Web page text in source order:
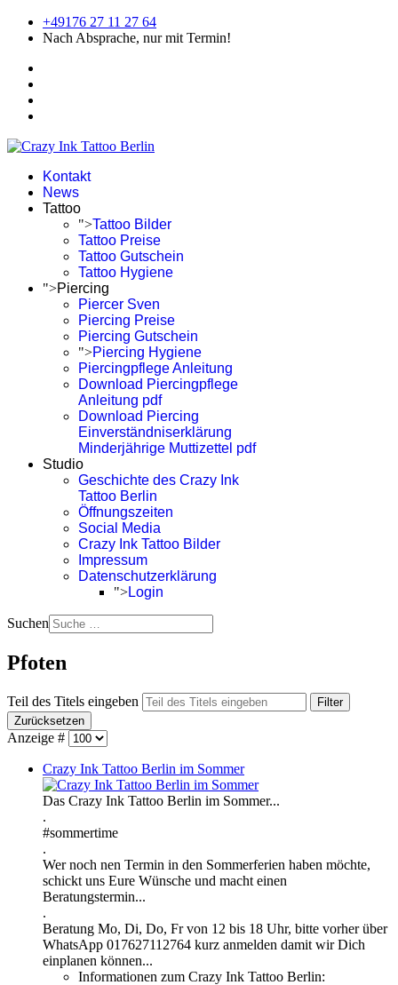
+49176 27 11 27 64
Nach Absprache, nur mit Termin!
Kontakt
News
Tattoo
">Tattoo Bilder
Tattoo Preise
Tattoo Gutschein
Tattoo Hygiene
">Piercing
Piercer Sven
Piercing Preise
Piercing Gutschein
">Piercing Hygiene
Piercingpflege Anleitung
Download Piercingpflege
Anleitung pdf
Download Piercing
Einverständniserklärung
Minderjährige Muttizettel pdf
Studio
Geschichte des Crazy Ink
Tattoo Berlin
Öffnungszeiten
Social Media
Crazy Ink Tattoo Bilder
Impressum
Datenschutzerklärung
">Login
Suchen
Pfoten
Teil des Titels eingeben
Filter
Zurücksetzen
Anzeige #
Crazy Ink Tattoo Berlin im Sommer
Das Crazy Ink Tattoo Berlin im Sommer...
.
#sommertime
.
Wer noch nen Termin in den Sommerferien haben möchte,
schickt uns Eure Wünsche und macht einen
Beratungstermin...
.
Beratung Mo, Di, Do, Fr von 12 bis 18 Uhr, bitte vorher über
WhatsApp 017627112764 kurz anmelden damit wir Dich
einplanen können...
Informationen zum Crazy Ink Tattoo Berlin: